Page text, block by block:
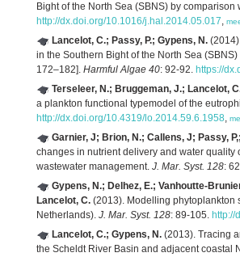
Bight of the North Sea (SBNS) by
http://dx.doi.org/10.1016/j.hal.2014.05.017,
Lancelot, C.; Passy, P.; Gypens, N.
in the Southern Bight of the North Sea
172–182]. Harmful Algae 40: 92-92. https://
Terseleer, N.; Bruggeman, J.; Lancelot,
a plankton functional typemodel of the
http://dx.doi.org/10.4319/lo.2014.59.6.1958,
Garnier, J; Brion, N.; Callens, J; Passy,
changes in nutrient delivery and water
wastewater management. J. Mar. Syst. 128:
Gypens, N.; Delhez, E.; Vanhoutte-
Lancelot, C. (2013). Modelling phytoplankton
Netherlands). J. Mar. Syst. 128: 89-105. http://
Lancelot, C.; Gypens, N. (2013). Tracing
the Scheldt River Basin and adjacent coastal